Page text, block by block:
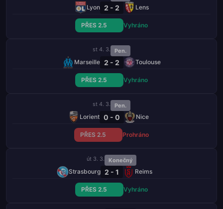
Lyon 2 - 2 Lens
PŘES 2.5 Vyhráno
st 4. 3. Pen.
Marseille 2 - 2 Toulouse
PŘES 2.5 Vyhráno
st 4. 3. Pen.
Lorient 0 - 0 Nice
PŘES 2.5 Prohráno
út 3. 3. Konečný
Strasbourg 2 - 1 Reims
PŘES 2.5 Vyhráno